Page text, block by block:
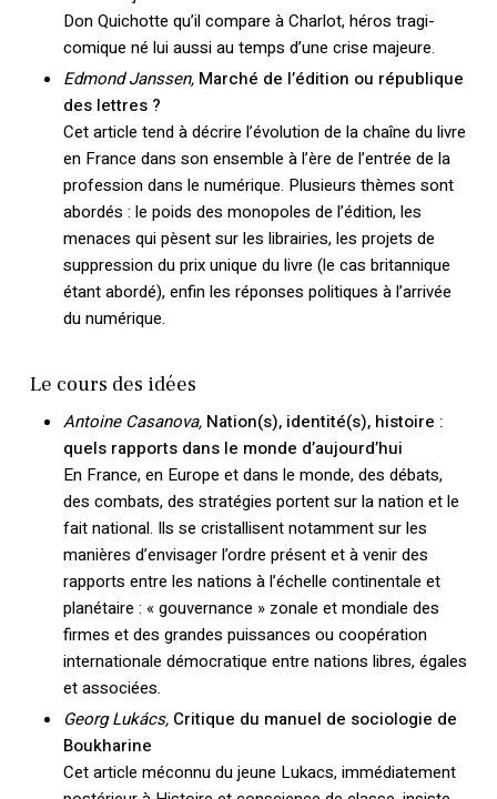
Don Quichotte qu’il compare à Charlot, héros tragi-
comique né lui aussi au temps d’une crise majeure.
Edmond Janssen, Marché de l’édition ou république
des lettres ?
Cet article tend à décrire l’évolution de la chaîne du livre
en France dans son ensemble à l’ère de l’entrée de la
profession dans le numérique. Plusieurs thèmes sont
abordés : le poids des monopoles de l’édition, les
menaces qui pèsent sur les librairies, les projets de
suppression du prix unique du livre (le cas britannique
étant abordé), enfin les réponses politiques à l’arrivée
du numérique.
Le cours des idées
Antoine Casanova, Nation(s), identité(s), histoire :
quels rapports dans le monde d’aujourd’hui
En France, en Europe et dans le monde, des débats,
des combats, des stratégies portent sur la nation et le
fait national. Ils se cristallisent notamment sur les
manières d’envisager l’ordre présent et à venir des
rapports entre les nations à l’échelle continentale et
planétaire : « gouvernance » zonale et mondiale des
firmes et des grandes puissances ou coopération
internationale démocratique entre nations libres, égales
et associées.
Georg Lukács, Critique du manuel de sociologie de
Boukharine
Cet article méconnu du jeune Lukacs, immédiatement